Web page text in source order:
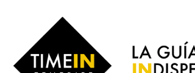
Gran
Canaria